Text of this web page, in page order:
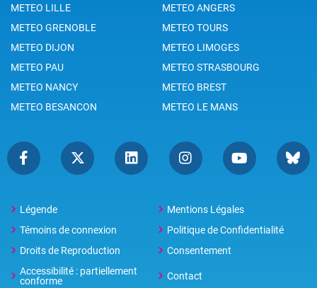
METEO LILLE
METEO ANGERS
METEO GRENOBLE
METEO TOURS
METEO DIJON
METEO LIMOGES
METEO PAU
METEO STRASBOURG
METEO NANCY
METEO BREST
METEO BESANCON
METEO LE MANS
Légende
Mentions Légales
Témoins de connexion
Politique de Confidentialité
Droits de Reproduction
Consentement
Accessibilité : partiellement
conforme
Contact